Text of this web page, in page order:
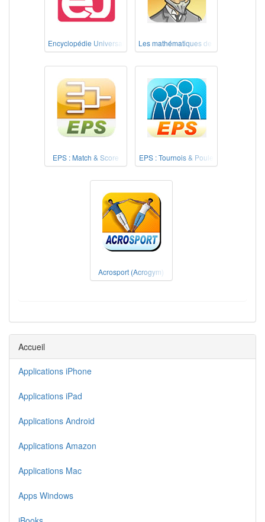
Encyclopédie Universalis écoleLes mathématiques de nos grands-
EPS : Match & Score EPS : Tournois & Poule
Acrosport (Acrogym)
Accueil
Applications iPhone
Applications iPad
Applications Android
Applications Amazon
Applications Mac
Apps Windows